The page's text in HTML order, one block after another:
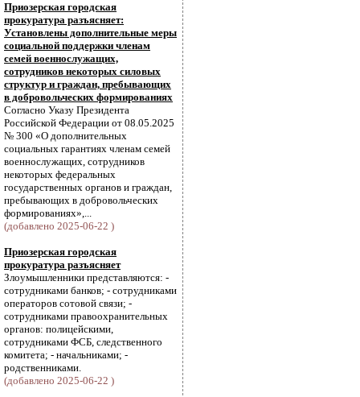
Приозерская городская
прокуратура разъясняет:
Установлены дополнительные меры
социальной поддержки членам
семей военнослужащих,
сотрудников некоторых силовых
структур и граждан, пребывающих
в добровольческих формированиях
Согласно Указу Президента
Российской Федерации от 08.05.2025
№ 300 «О дополнительных
социальных гарантиях членам семей
военнослужащих, сотрудников
некоторых федеральных
государственных органов и граждан,
пребывающих в добровольческих
формированиях»,...
(добавлено 2025-06-22 )
Приозерская городская
прокуратура разъясняет
Злоумышленники представляются: -
сотрудниками банков; - сотрудниками
операторов сотовой связи; -
сотрудниками правоохранительных
органов: полицейскими,
сотрудниками ФСБ, следственного
комитета; - начальниками; -
родственниками.
(добавлено 2025-06-22 )